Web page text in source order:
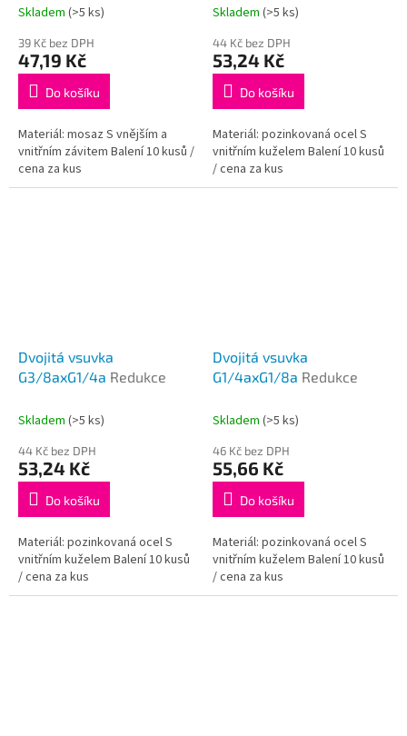
Skladem (>5 ks)
39 Kč bez DPH
47,19 Kč
Do košíku
Materiál: mosaz S vnějším a
vnitřním závitem Balení 10 kusů /
cena za kus
Skladem (>5 ks)
44 Kč bez DPH
53,24 Kč
Do košíku
Materiál: pozinkovaná ocel S
vnitřním kuželem Balení 10 kusů
/ cena za kus
Dvojitá vsuvka
G3/8axG1/4a Redukce
Skladem (>5 ks)
44 Kč bez DPH
53,24 Kč
Do košíku
Materiál: pozinkovaná ocel S
vnitřním kuželem Balení 10 kusů
/ cena za kus
Dvojitá vsuvka
G1/4axG1/8a Redukce
Skladem (>5 ks)
46 Kč bez DPH
55,66 Kč
Do košíku
Materiál: pozinkovaná ocel S
vnitřním kuželem Balení 10 kusů
/ cena za kus